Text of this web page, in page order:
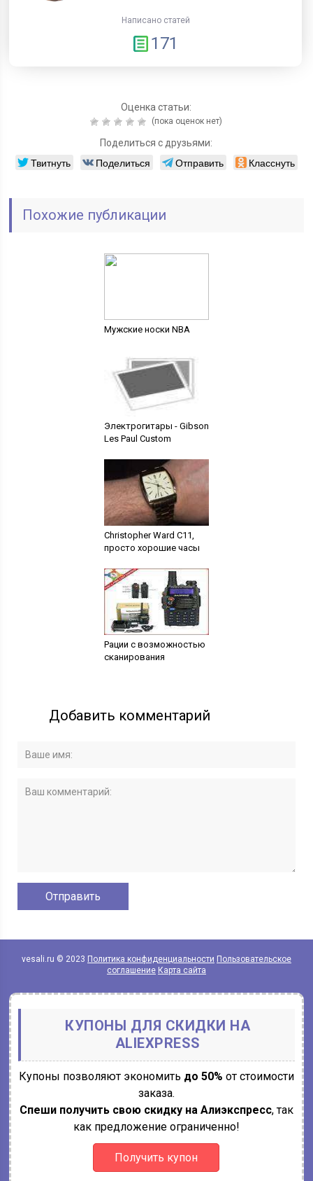
Написано статей
171
Оценка статьи:
(пока оценок нет)
Поделиться с друзьями:
Твитнуть Поделиться Отправить Класснуть
Похожие публикации
Мужские носки NBA
Электрогитары - Gibson
Les Paul Custom
Christopher Ward С11,
просто хорошие часы
Рации с возможностью
сканирования
Добавить комментарий
vesali.ru © 2023 Политика конфиденциальности Пользовательское
соглашение Карта сайта
КУПОНЫ ДЛЯ СКИДКИ НА
ALIEXPRESS
Купоны позволяют экономить до 50% от стоимости
заказа.
Спеши получить свою скидку на Алиэкспресс, так
как предложение ограниченно!
Получить купон